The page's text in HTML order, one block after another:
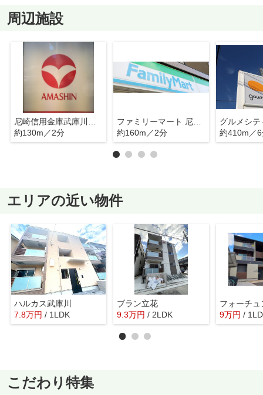
周辺施設
約130m／2分
ファミリーマート 尼崎大庄西町店
約160m／2分
約410m／
エリアの近い物件
ハルカス武庫川
7.8万円 / 1LDK
ブラン立花
9.3万円 / 2LDK
フォーチュ
9万円 /
こだわり特集